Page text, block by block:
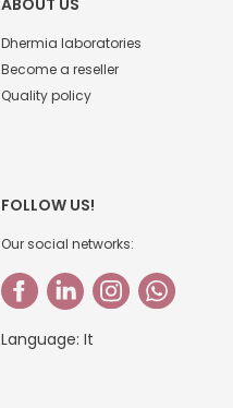
ABOUT US
Dhermia laboratories
Become a reseller
Quality policy
FOLLOW US!
Our social networks:
Language:It